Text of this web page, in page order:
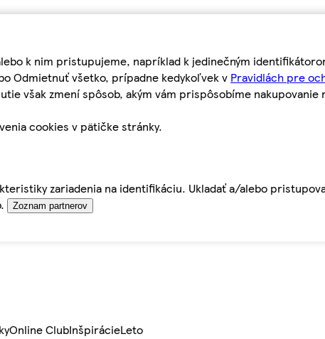
k nim pristupujeme, napríklad k jedinečným
Odmietnuť všetko, prípadne kedykoľvek v Pravidlách pre
však zmení spôsob, akým vám prispôsobíme nakupovanie
cookies v pätičke stránky.
zariadenia na identifikáciu. Ukladať a/alebo
Zoznam partnerov
Online ClubInšpirácieLeto